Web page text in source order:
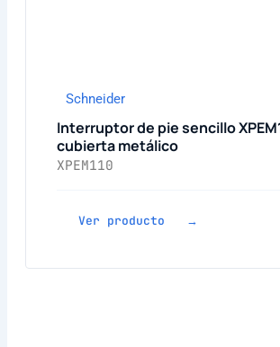
Schneider
Interruptor de pie sencillo
cubierta metálico
XPEM110
Ver producto →